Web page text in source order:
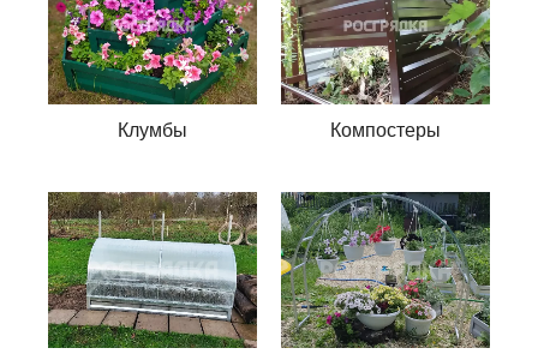
Клумбы Компостеры